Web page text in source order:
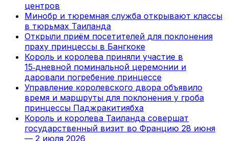
центров
Минобр и тюремная служба открывают классы
в тюрьмах Таиланда
Открыли приём посетителей для поклонения
праху принцессы в Бангкоке
Король и королева приняли участие в
15‑дневной поминальной церемонии и
даровали погребение принцессе
Управление королевского двора объявило
время и маршруты для поклонения у гроба
принцессы Паджракитиябха
Король и королева Таиланда совершат
государственный визит во Францию 28 июня
— 2 июля 2026